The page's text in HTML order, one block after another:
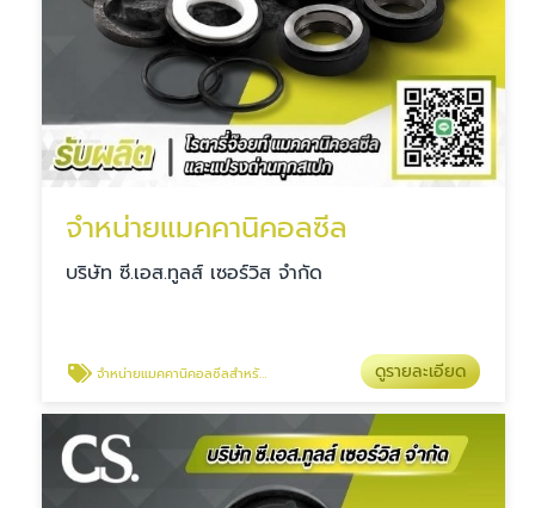
จำหน่ายแมคคานิคอลซีล
บริษัท ซี.เอส.ทูลส์ เซอร์วิส จำกัด
จำหน่ายแมคคานิคอลซีลสำหรับอุตสาหกรรม ดูรายละเอียด